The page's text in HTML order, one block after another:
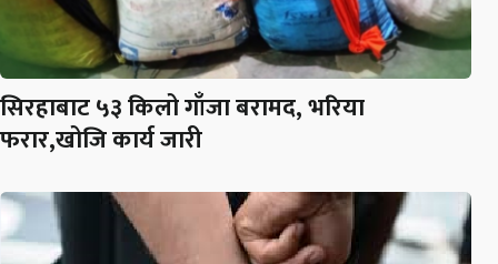
सिरहाबाट ५३ किलो गाँजा बरामद, भरिया
फरार,खोजि कार्य जारी